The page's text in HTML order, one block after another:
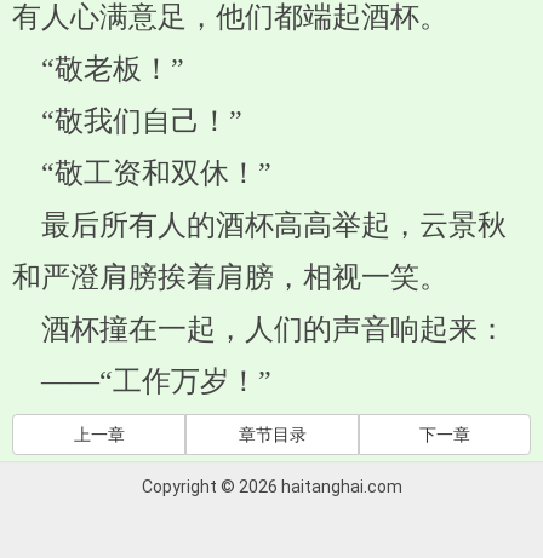
有人心满意足，他们都端起酒杯。
“敬老板！”
“敬我们自己！”
“敬工资和双休！”
最后所有人的酒杯高高举起，云景秋
和严澄肩膀挨着肩膀，相视一笑。
酒杯撞在一起，人们的声音响起来：
——“工作万岁！”
上一章 章节目录 下一章
Copyright © 2026 haitanghai.com